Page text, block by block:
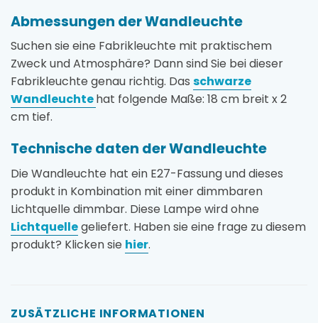
Abmessungen der Wandleuchte
Suchen sie eine Fabrikleuchte mit praktischem
Zweck und Atmosphäre? Dann sind Sie bei dieser
Fabrikleuchte genau richtig. Das schwarze
Wandleuchtehat folgende Maße: 18 cm breit x 2
cm tief.
Technische daten der Wandleuchte
Die Wandleuchte hat ein E27-Fassung und dieses
produkt in Kombination mit einer dimmbaren
Lichtquelle dimmbar. Diese Lampe wird ohne
Lichtquellegeliefert. Haben sie eine frage zu diesem
produkt? Klicken sie hier.
ZUSÄTZLICHE INFORMATIONEN